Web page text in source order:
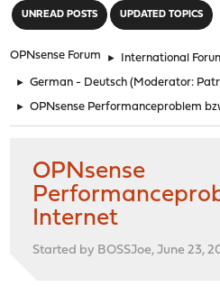
UNREAD POSTS UPDATED TOPICS
OPNsense Forum ► International
► German - Deutsch (Moderator:
► OPNsense Performanceproblem
OPNsense
Internet
Started by BOSSJoe, June 23,